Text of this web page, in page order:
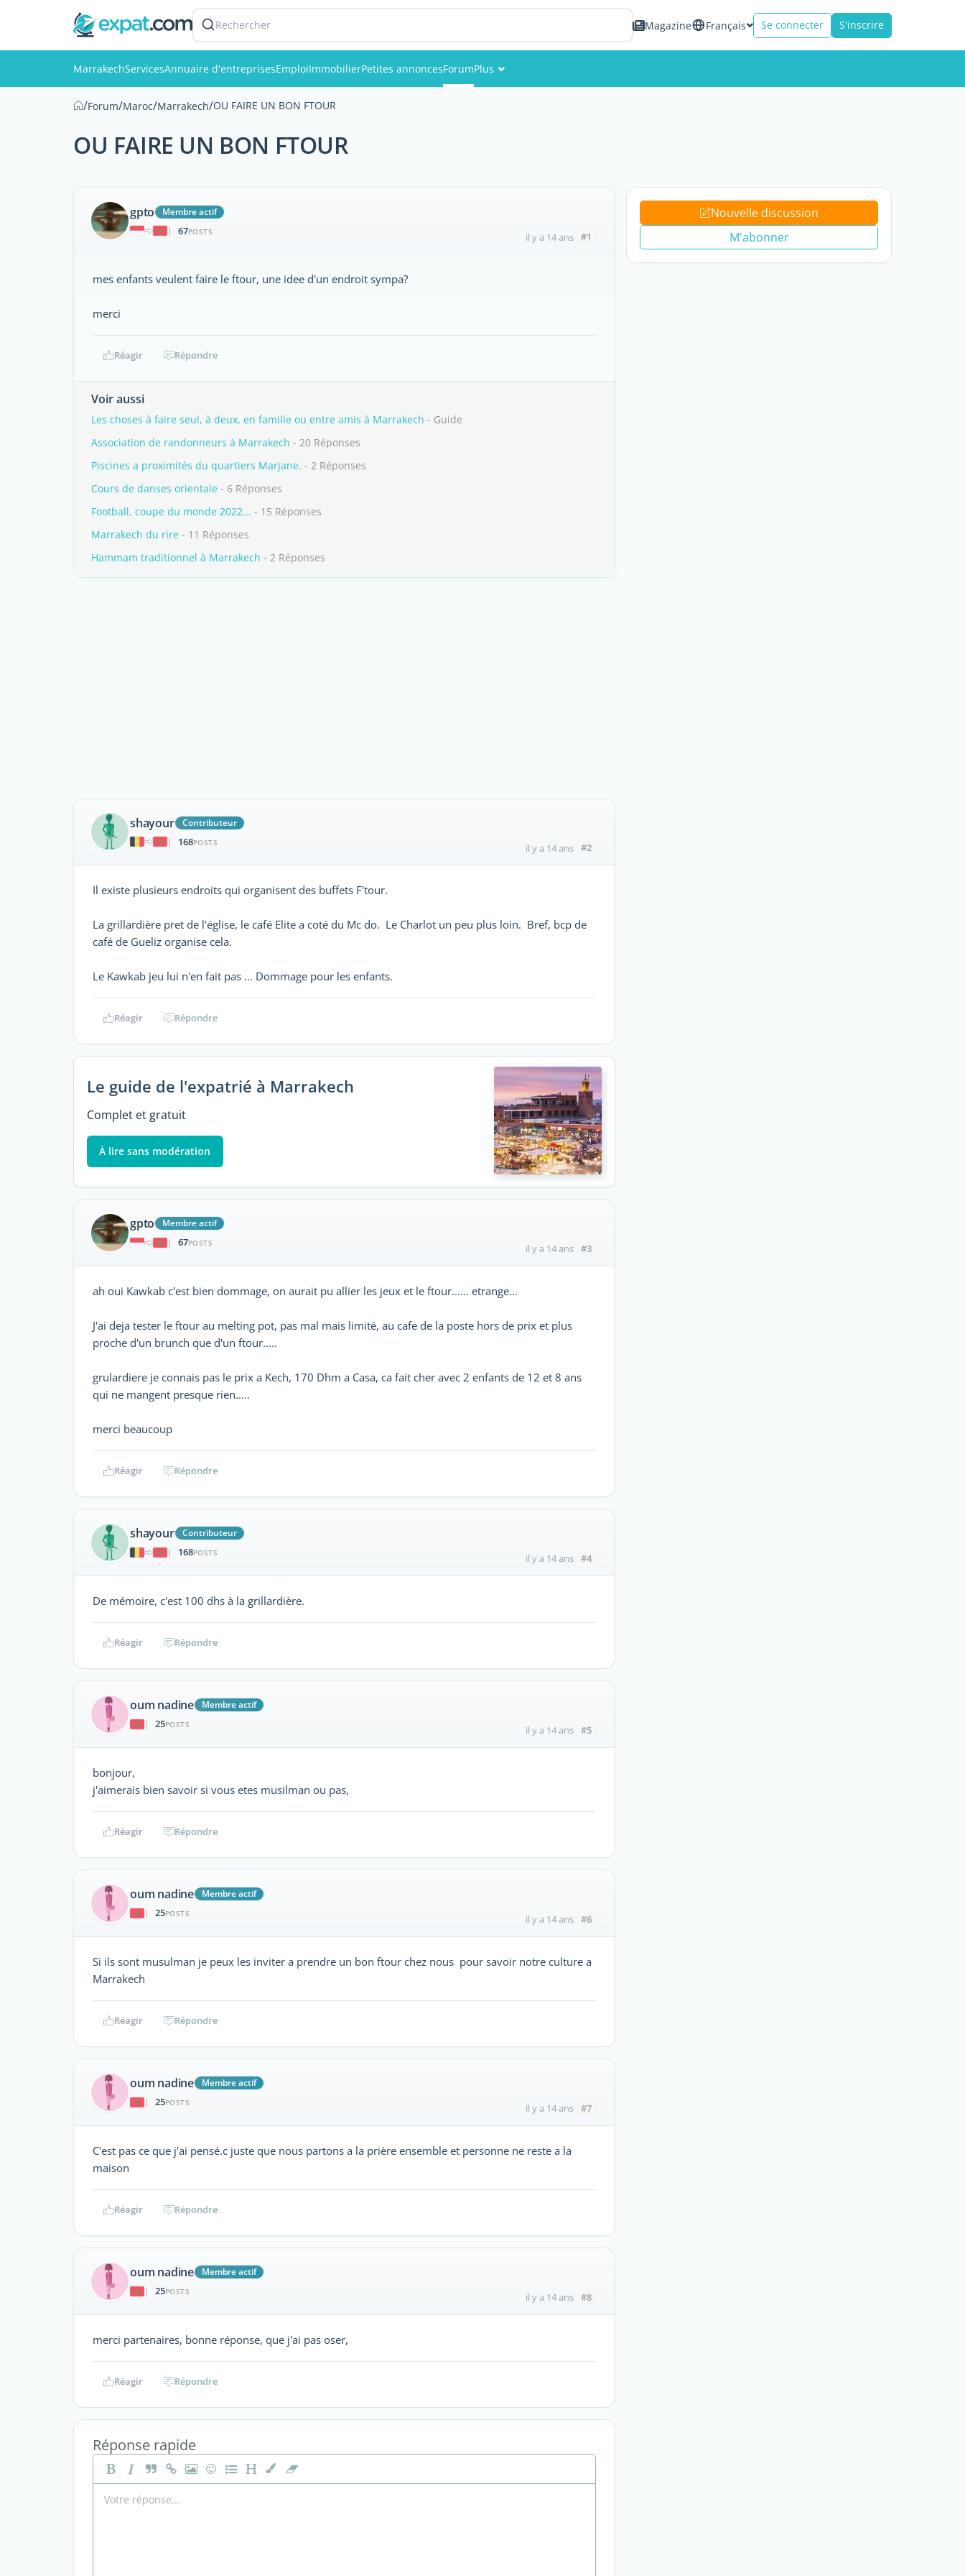
Rechercher Magazine Français Se connecter S'inscrire
MarrakechServicesAnnuaire d'entreprisesEmploiImmobilierPetites annoncesForumPlus
/Forum/Maroc/Marrakech/OU FAIRE UN BON FTOUR
OU FAIRE UN BON FTOUR
gpto
Membre actif
|
67POSTS il y a 14 ans #1
mes enfants veulent faire le ftour, une idee d'un endroit sympa?
merci
Réagir Répondre
Voir aussi
Les choses à faire seul, à deux, en famille ou entre amis à Marrakech - Guide
Association de randonneurs à Marrakech - 20 Réponses
Piscines a proximités du quartiers Marjane. - 2 Réponses
Cours de danses orientale - 6 Réponses
Football, coupe du monde 2022... - 15 Réponses
Marrakech du rire - 11 Réponses
Hammam traditionnel à Marrakech - 2 Réponses
shayour
Contributeur
|
168POSTS il y a 14 ans #2
Il existe plusieurs endroits qui organisent des buffets F'tour.
La grillardière pret de l'église, le café Elite a coté du Mc do. Le Charlot un peu plus loin. Bref, bcp de
café de Gueliz organise cela.
Le Kawkab jeu lui n'en fait pas ... Dommage pour les enfants.
Réagir Répondre
Le guide de l'expatrié à Marrakech
Complet et gratuit
À lire sans modération
gpto
Membre actif
|
67POSTS il y a 14 ans #3
ah oui Kawkab c'est bien dommage, on aurait pu allier les jeux et le ftour...... etrange...
J'ai deja tester le ftour au melting pot, pas mal mais limité, au cafe de la poste hors de prix et plus
proche d'un brunch que d'un ftour.....
grulardiere je connais pas le prix a Kech, 170 Dhm a Casa, ca fait cher avec 2 enfants de 12 et 8 ans
qui ne mangent presque rien.....
merci beaucoup
Réagir Répondre
shayour
Contributeur
|
168POSTS il y a 14 ans #4
De mémoire, c'est 100 dhs à la grillardière.
Réagir Répondre
oum nadine
Membre actif
|
25POSTS il y a 14 ans #5
bonjour,
j'aimerais bien savoir si vous etes musilman ou pas,
Réagir Répondre
oum nadine
Membre actif
|
25POSTS il y a 14 ans #6
Si ils sont musulman je peux les inviter a prendre un bon ftour chez nous pour savoir notre culture a
Marrakech
Réagir Répondre
oum nadine
Membre actif
|
25POSTS il y a 14 ans #7
C'est pas ce que j'ai pensé.c juste que nous partons a la prière ensemble et personne ne reste a la
maison
Réagir Répondre
oum nadine
Membre actif
|
25POSTS il y a 14 ans #8
merci partenaires, bonne réponse, que j'ai pas oser,
Réagir Répondre
Réponse rapide
Nouvelle discussion
M'abonner